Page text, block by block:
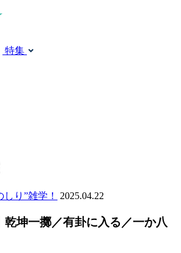
特集
り”雑学！ 2025.04.22
乾坤一擲／有卦に入る／一か八